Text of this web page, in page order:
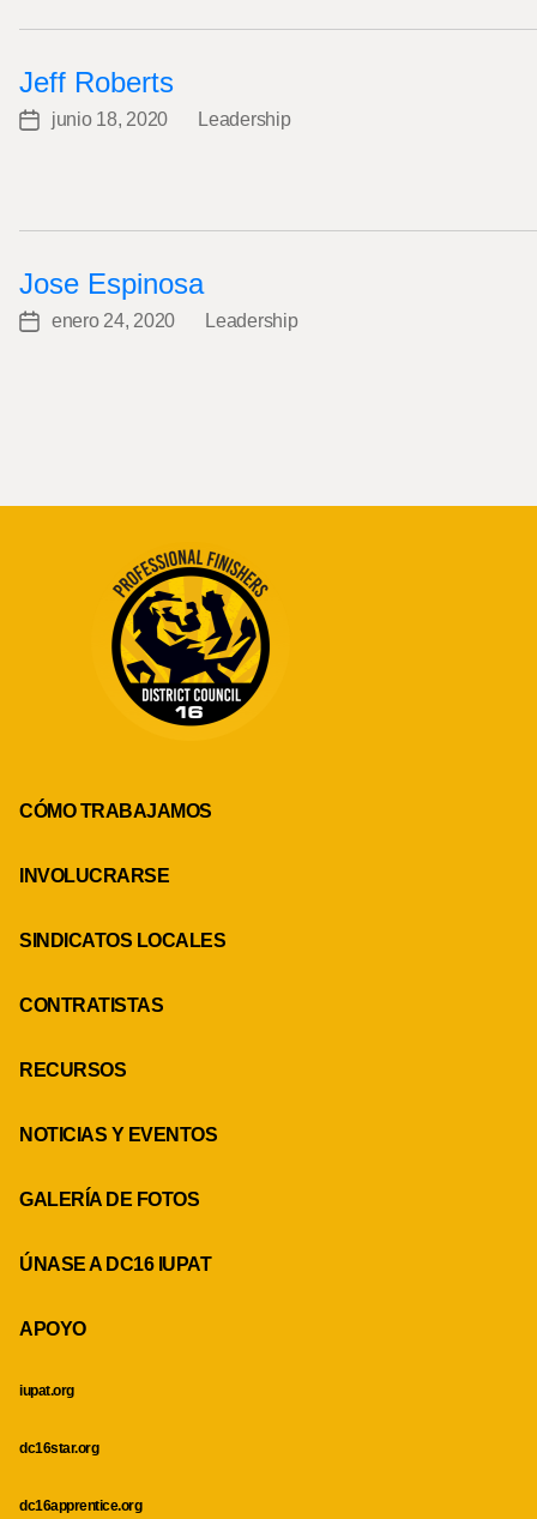
Jeff Roberts
Postjunio 18, 2020
Categories
Leadership
Jose Espinosa
Postenero 24, 2020
Categories
Leadership
CÓMO TRABAJAMOS
INVOLUCRARSE
SINDICATOS LOCALES
CONTRATISTAS
RECURSOS
NOTICIAS Y EVENTOS
GALERÍA DE FOTOS
ÚNASE A DC16 IUPAT
APOYO
iupat.org
dc16star.org
dc16apprentice.org